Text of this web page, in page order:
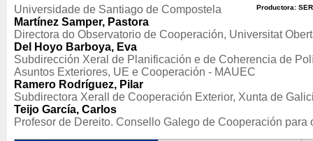
Productora:
Universidade de Santiago de Compostela
Martínez Samper, Pastora
Directora do Observatorio de Cooperación, Universitat
Del Hoyo Barboya, Eva
Subdirección Xeral de Planificación e de Coherencia de
Asuntos Exteriores, UE e Cooperación - MAUEC
Ramero Rodríguez, Pilar
Subdirectora Xerall de Cooperación Exterior, Xunta de
Teijo García, Carlos
Profesor de Dereito. Consello Galego de Cooperación para